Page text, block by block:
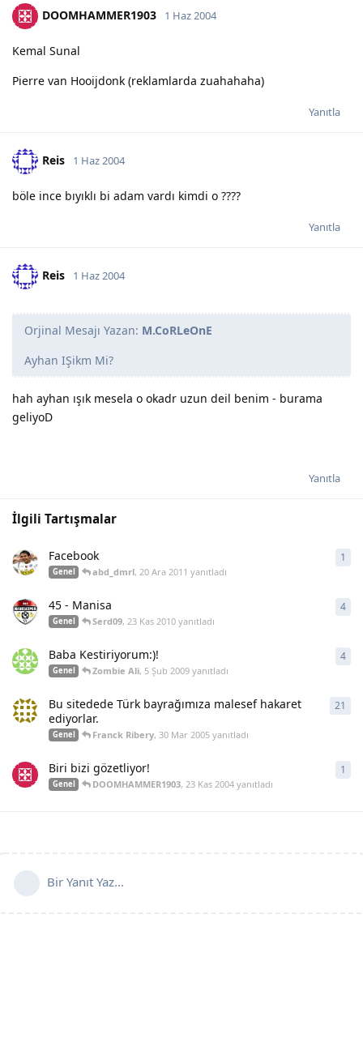
DOOMHAMMER1903 1 Haz 2004
Kemal Sunal
Pierre van Hooijdonk (reklamlarda zuahahaha)
Yanıtla
Reis 1 Haz 2004
böle ince bıyıklı bi adam vardı kimdi o ????
Yanıtla
Reis 1 Haz 2004
Orjinal Mesajı Yazan: M.CoRLeOnE
Ayhan IŞikm Mi?
hah ayhan ışık mesela o okadr uzun deil benim - burama
geliyoD
Yanıtla
İlgili Tartışmalar
Facebook
Genel abd_dmrl,20 Ara 2011 yanıtladı
1
45 - Manisa
Genel Serd09,23 Kas 2010 yanıtladı
4
Baba Kestiriyorum:)!
Genel Zombie Ali, 5 Şub 2009 yanıtladı
4
Bu sitedede Türk bayrağımıza malesef hakaret
ediyorlar.
Genel Franck Ribery,30 Mar 2005 yanıtladı
21
Biri bizi gözetliyor!
Genel DOOMHAMMER1903,23 Kas 2004 yanıtladı
1
Bir Yanıt Yaz...